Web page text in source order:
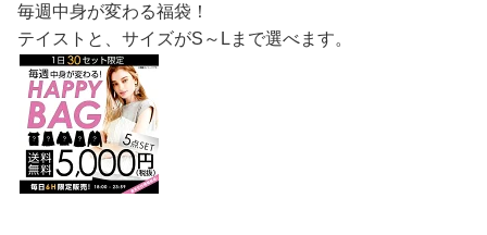
毎週中身が変わる福袋！
テイストと、サイズがS～Lまで選べます。